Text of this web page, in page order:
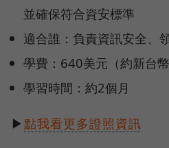
並確保符合資安標準
適合誰：負責資訊安全、
學費：640美元（約新台
學習時間：約2個月
▶ 點我看更多證照資訊